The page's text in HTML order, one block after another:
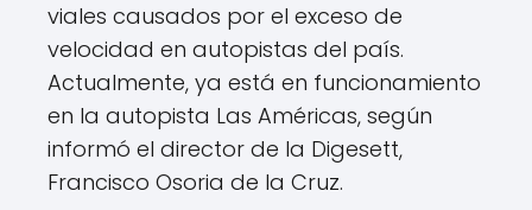
viales causados por el exceso de
velocidad en autopistas del país.
Actualmente, ya está en funcionamiento
en la autopista Las Américas, según
informó el director de la Digesett,
Francisco Osoria de la Cruz.